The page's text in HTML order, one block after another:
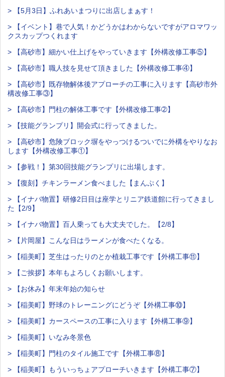
> 【5月3日】ふれあいまつりに出店しまぁす！
> 【イベント】巷で人気！かどうかはわからないですがアロマワッ
クスカップつくれます
> 【高砂市】細かい仕上げをやっていきます【外構改修工事⑤】
> 【高砂市】職人技を見せて頂きました【外構改修工事④】
> 【高砂市】既存物解体後アプローチの工事に入ります【高砂市外
構改修工事③】
> 【高砂市】門柱の解体工事です【外構改修工事➁】
> 【技能グランプリ】開会式に行ってきました。
> 【高砂市】危険ブロック塀をやっつけるついでに外構をやりなお
します【外構改修工事①】
> 【参戦！】第30回技能グランプリに出場します。
> 【復刻】チキンラーメン食べました【まんぷく】
> 【イナバ物置】研修2日目は座学とリニア鉄道館に行ってきまし
た【2/9】
> 【イナバ物置】百人乗っても大丈夫でした。【2/8】
> 【片岡屋】こんな日はラーメンが食べたくなる。
> 【稲美町】芝生はったりのとか植栽工事です【外構工事⑪】
> 【ご挨拶】本年もよろしくお願いします。
> 【お休み】年末年始の知らせ
> 【稲美町】野球のトレーニングにどうぞ【外構工事⑩】
> 【稲美町】カースペースの工事に入ります【外構工事⑨】
> 【稲美町】いなみ冬景色
> 【稲美町】門柱のタイル施工です【外構工事⑧】
> 【稲美町】もういっちょアプローチいきます【外構工事⑦】